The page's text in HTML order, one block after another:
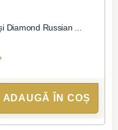
Diamond Russian ...
ADAUGĂ ÎN COȘ